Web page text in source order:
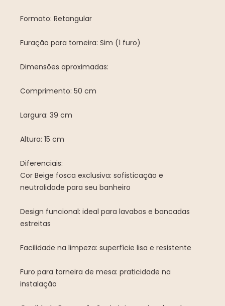
Formato: Retangular
Furação para torneira: Sim (1 furo)
Dimensões aproximadas:
Comprimento: 50 cm
Largura: 39 cm
Altura: 15 cm
Diferenciais:
Cor Beige fosca exclusiva: sofisticação e
neutralidade para seu banheiro
Design funcional: ideal para lavabos e bancadas
estreitas
Facilidade na limpeza: superfície lisa e resistente
Furo para torneira de mesa: praticidade na
instalação